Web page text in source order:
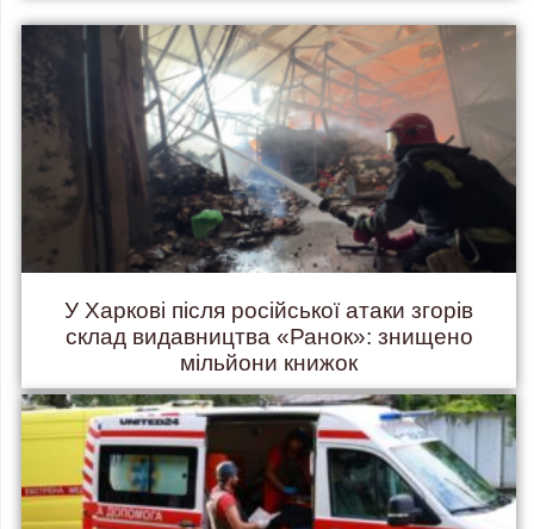
У Харкові після російської атаки згорів
склад видавництва «Ранок»: знищено
мільйони книжок